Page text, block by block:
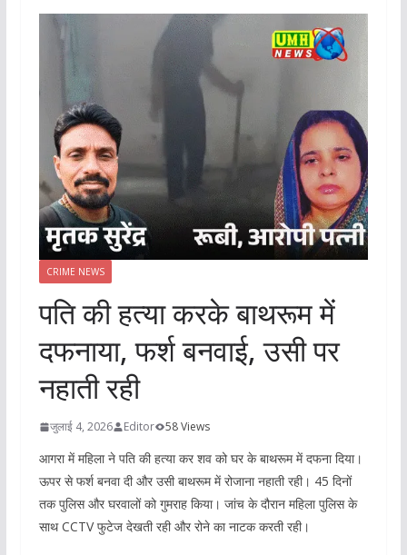
CRIME NEWS
पति की हत्या करके बाथरूम में
दफनाया, फर्श बनवाई, उसी पर
नहाती रही
जुलाई 4, 2026 Editor 58 Views
आगरा में महिला ने पति की हत्या कर शव को घर के बाथरूम में दफना दिया।
ऊपर से फर्श बनवा दी और उसी बाथरूम में रोजाना नहाती रही। 45 दिनों
तक पुलिस और घरवालों को गुमराह किया। जांच के दौरान महिला पुलिस के
साथ CCTV फुटेज देखती रही और रोने का नाटक करती रही।